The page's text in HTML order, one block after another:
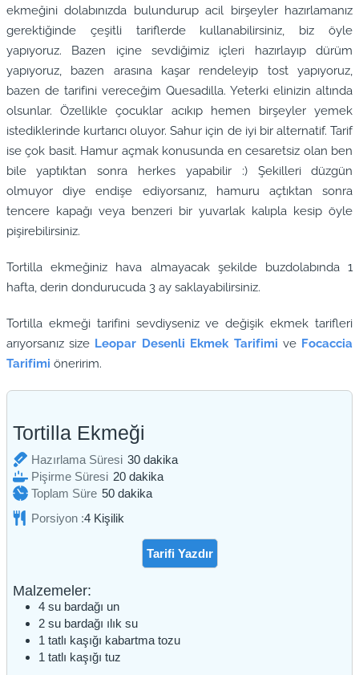
ekmeğini dolabınızda bulundurup acil birşeyler hazırlamanız
gerektiğinde çeşitli tariflerde kullanabilirsiniz, biz öyle
yapıyoruz. Bazen içine sevdiğimiz içleri hazırlayıp dürüm
yapıyoruz, bazen arasına kaşar rendeleyip tost yapıyoruz,
bazen de tarifini vereceğim Quesadilla. Yeterki elinizin altında
olsunlar. Özellikle çocuklar acıkıp hemen birşeyler yemek
istediklerinde kurtarıcı oluyor. Sahur için de iyi bir alternatif. Tarif
ise çok basit. Hamur açmak konusunda en cesaretsiz olan ben
bile yaptıktan sonra herkes yapabilir :) Şekilleri düzgün
olmuyor diye endişe ediyorsanız, hamuru açtıktan sonra
tencere kapağı veya benzeri bir yuvarlak kalıpla kesip öyle
pişirebilirsiniz.
Tortilla ekmeğiniz hava almayacak şekilde buzdolabında 1
hafta, derin dondurucuda 3 ay saklayabilirsiniz.
Tortilla ekmeği tarifini sevdiyseniz ve değişik ekmek tarifleri
arıyorsanız size Leopar Desenli Ekmek Tarifimi ve Focaccia
Tarifimi öneririm.
Tortilla Ekmeği
Hazırlama Süresi 30dakika
dakika
Pişirme Süresi 20dakika
dakika
Toplam Süre 50dakika
dakika
Porsiyon :4 Kişilik
Tarifi Yazdır
Malzemeler:
4 su bardağı un
2 su bardağı ılık su
1 tatlı kaşığı kabartma tozu
1 tatlı kaşığı tuz